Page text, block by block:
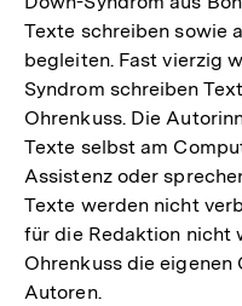
Texte schreiben sowie
begleiten. Fast vierzig
Syndrom schreiben
Ohrenkuss. Die
Texte selbst am
Assistenz oder
Texte werden nicht
für die Redaktion nicht
Ohrenkuss die eigenen
Autoren.